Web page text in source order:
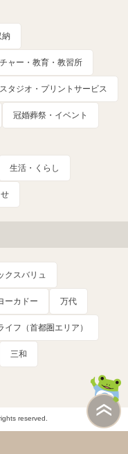
納
ャー・教育・教習所
タジオ・プリントサービス
冠婚葬祭・イベント
生活・くらし
クスバリュ
ーカドー 万代
イフ（首都圏エリア）
三和
reserved.